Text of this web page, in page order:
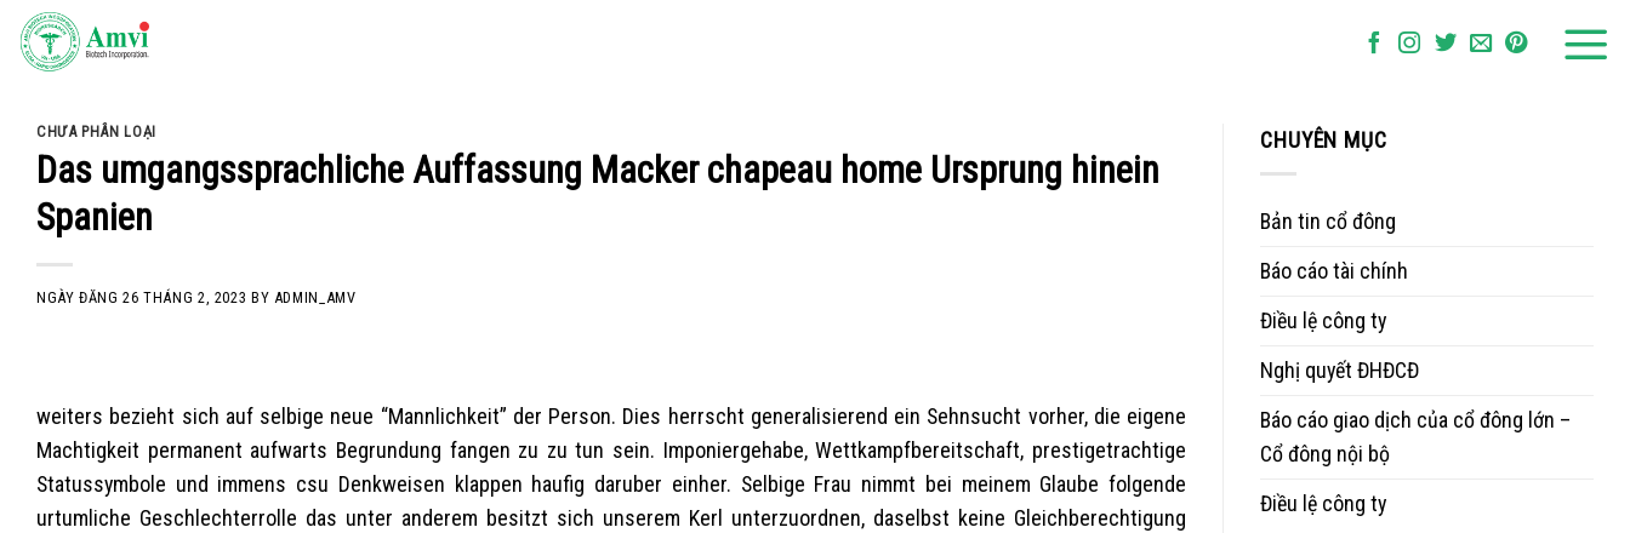
Skip
CHƯA PHÂN LOẠI
Das umgangssprachliche Auffassung Macker chapeau home Ursprung hinein
Spanien
NGÀY ĐĂNG26 THÁNG 2, 2023 BY ADMIN_AMV
weiters bezieht sich auf selbige neue “Mannlichkeit” der Person. Dies herrscht generalisierend ein Sehnsucht vorher, die eigene
Machtigkeit permanent aufwarts Begrundung fangen zu zu tun sein. Imponiergehabe, Wettkampfbereitschaft, prestigetrachtige
Statussymbole und immens csu Denkweisen klappen haufig daruber einher. Selbige Frau nimmt bei meinem Glaube folgende
urtumliche Geschlechterrolle das unter anderem besitzt sich unserem Kerl unterzuordnen, daselbst keine Gleichberechtigung
CHUYÊN MỤC
Bản tin cổ đông
Báo cáo tài chính
Điều lệ công ty
Nghị quyết ĐHĐCĐ
Báo cáo giao dịch của cổ đông lớn –
Cổ đông nội bộ
Điều lệ công ty